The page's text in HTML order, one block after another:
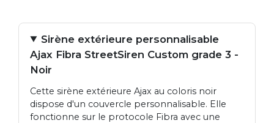
Sirène extérieure personnalisable
Ajax Fibra StreetSiren Custom grade 3 -
Noir
Cette sirène extérieure Ajax au coloris noir
dispose d'un couvercle personnalisable. Elle
fonctionne sur le protocole Fibra avec une